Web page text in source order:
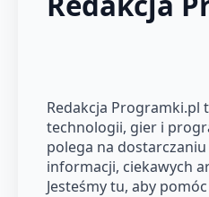
Redakcja Programki.pl
technologii, gier i
polega na
informacji, ciekawych
Jesteśmy tu, aby